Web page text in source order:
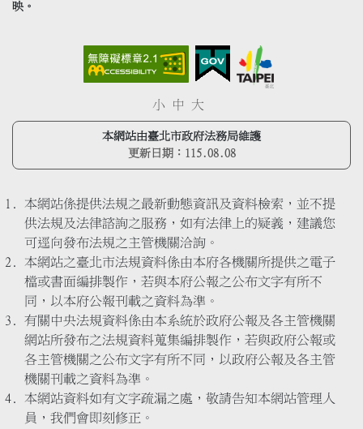
映。
小 中 大
本網站由臺北市政府法務局維護
更新日期： 115.08.08
本網站係提供法規之最新動態資訊及資料檢索，並不提
供法規及法律諮詢之服務，如有法律上的疑義，建議您
可逕向發布法規之主管機關洽詢。
本網站之臺北市法規資料係由本府各機關所提供之電子
檔或書面編排製作，若與本府公報之公布文字有所不
同，以本府公報刊載之資料為準。
有關中央法規資料係由本系統於政府公報及各主管機關
網站所發布之法規資料蒐集編排製作，若與政府公報或
各主管機關之公布文字有所不同，以政府公報及各主管
機關刊載之資料為準。
本網站資料如有文字疏漏之處，敬請告知本網站管理人
員，我們會即刻修正。